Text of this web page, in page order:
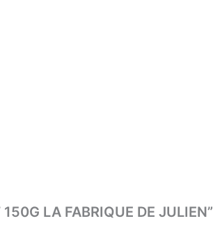
LA FABRIQUE DE JULIEN”